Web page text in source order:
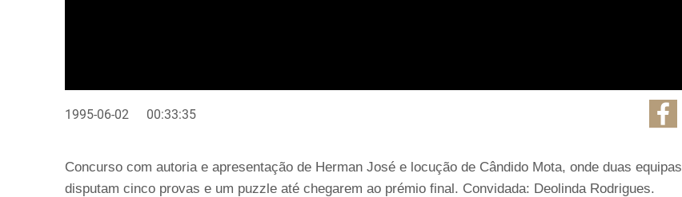
1995-06-02 00:33:35
Concurso com autoria e apresentação de Herman José e locução de Cândido Mota, onde duas equipas
disputam cinco provas e um puzzle até chegarem ao prémio final. Convidada: Deolinda Rodrigues.